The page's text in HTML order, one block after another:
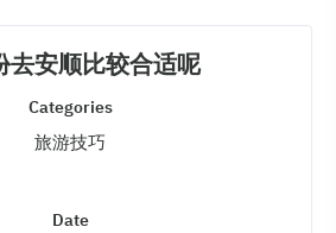
去安顺比较合适呢
Categories
旅游技巧
Date